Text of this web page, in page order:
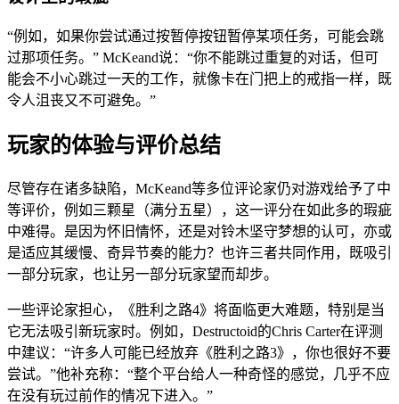
“例如，如果你尝试通过按暂停按钮暂停某项任务，可能会跳
过那项任务。” McKeand说：“你不能跳过重复的对话，但可
能会不小心跳过一天的工作，就像卡在门把上的戒指一样，既
令人沮丧又不可避免。”
玩家的体验与评价总结
尽管存在诸多缺陷，McKeand等多位评论家仍对游戏给予了中
等评价，例如三颗星（满分五星），这一评分在如此多的瑕疵
中难得。是因为怀旧情怀，还是对铃木坚守梦想的认可，亦或
是适应其缓慢、奇异节奏的能力？也许三者共同作用，既吸引
一部分玩家，也让另一部分玩家望而却步。
一些评论家担心，《胜利之路4》将面临更大难题，特别是当
它无法吸引新玩家时。例如，Destructoid的Chris Carter在评测
中建议：“许多人可能已经放弃《胜利之路3》，你也很好不要
尝试。”他补充称：“整个平台给人一种奇怪的感觉，几乎不应
在没有玩过前作的情况下进入。”